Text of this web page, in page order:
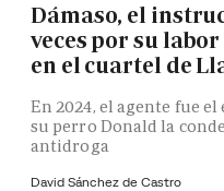
Dámaso, el
veces por su
en el cuartel de
En 2024, el agente fue
su perro Donald la
antidroga
David Sánchez de Castro